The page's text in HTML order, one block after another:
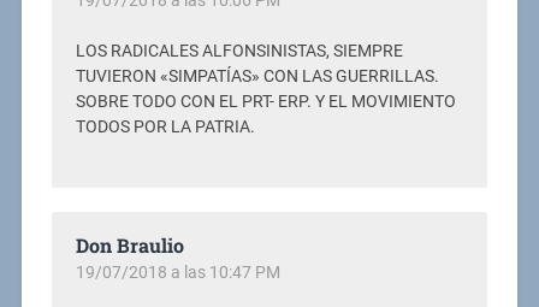
LOS RADICALES ALFONSINISTAS, SIEMPRE
TUVIERON «SIMPATÍAS» CON LAS GUERRILLAS.
SOBRE TODO CON EL PRT- ERP. Y EL MOVIMIENTO
TODOS POR LA PATRIA.
Don Braulio
19/07/2018 a las 10:47 PM